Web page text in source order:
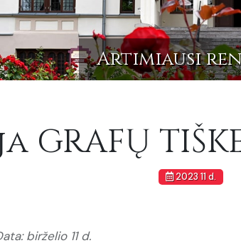
Artimiausi
GRAFŲ
2023 11 d.
birželio 11 d.